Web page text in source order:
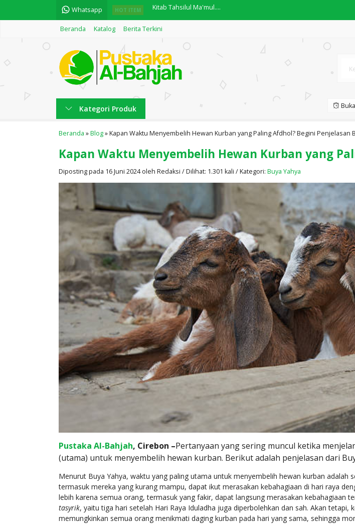
Whatsapp HOT ITEM INDAHNYA MEMAHAMI PERBEDAAN PARA ULAMA KARYA BUYA ....
Maqoshid Syariah....
Motivasi Dakwah "Membawa kepada Kemuliaan dengan H....
Kitab Bidayatul Wushul 1....
العدد والمعدود....
Kitab Tahsilul Ma'mul....
Beranda Katalog Berita Terkini
Kategori Produk
Beranda »Blog»Kapan Waktu Menyembelih Hewan Kurban yang Paling Afdhol? Begini Penjelasan
Kapan Waktu Menyembelih Hewan Kurban yang
Diposting pada 16 Juni 2024 oleh Redaksi / Dilihat: 1.301 kali / Kategori: Buya Yahya
Pustaka Al-Bahjah, Cirebon –Pertanyaan yang sering muncul ketika
(utama) untuk menyembelih hewan kurban. Berikut adalah penjelasan dari
Menurut Buya Yahya, waktu yang paling utama untuk menyembelih hewan kurban
termasuk mereka yang kurang mampu, dapat ikut merasakan kebahagiaan di hari raya
lebih karena semua orang, termasuk yang fakir, dapat langsung merasakan kebahagiaan
tasyrik, yaitu tiga hari setelah Hari Raya Iduladha juga diperbolehkan dan sah. Akan
memungkinkan semua orang menikmati daging kurban pada hari yang sama, sehingga